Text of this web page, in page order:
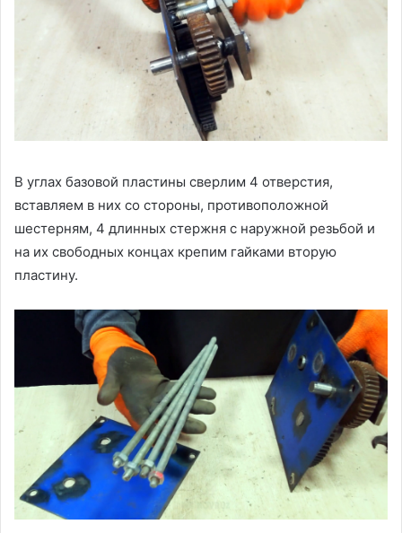
В углах базовой пластины сверлим 4 отверстия,
вставляем в них со стороны, противоположной
шестерням, 4 длинных стержня с наружной резьбой и
на их свободных концах крепим гайками вторую
пластину.